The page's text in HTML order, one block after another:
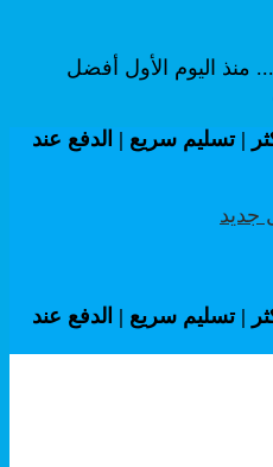
منذ اليوم الأول أفضل
| تسليم سريع | الدفع عند
جديد
| تسليم سريع | الدفع عند